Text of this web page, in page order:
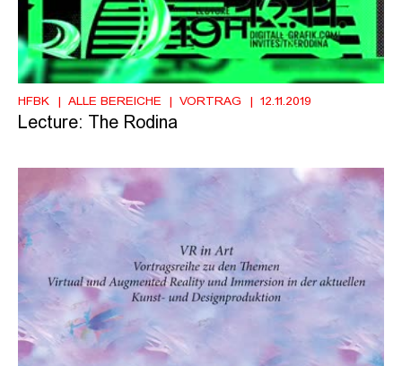
HFBK ALLE BEREICHE VORTRAG 12.11.2019
Lecture: The Rodina